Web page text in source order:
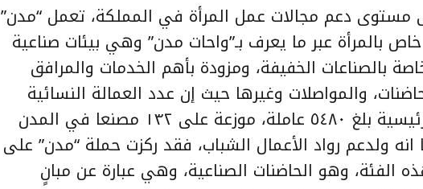
دعم مجالات عمل المرأة في المملكة، تعمل “مدن”
بالمرأة عبر ما يعرف بـ”واحات مدن” وهي بيئات صناعية
بالصناعات الخفيفة، ومزودة بأهم الخدمات والمرافق
والمواصلات وغيرها حيث إن عدد العمالة النسائية
في المدن الصناعية الرئيسية بلغ ٥٤٨٠ عاملة، موزعة على ١٣٢ مصنعا في المدن
انه ولدعم رواد الأعمال الشباب، فقد ركزت حملة “مدن” على
الفئة، وهو الحاضنات الصناعية، وهي عبارة عن مبانٍ